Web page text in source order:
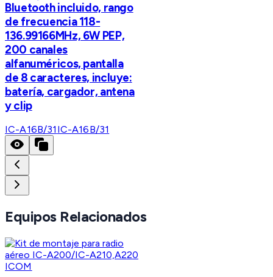
Bluetooth incluido, rango
de frecuencia 118-
136.99166MHz, 6W PEP,
200 canales
alfanuméricos, pantalla
de 8 caracteres, incluye:
batería, cargador, antena
y clip
IC-A16B/31 IC-A16B/31
Equipos Relacionados
ICOM